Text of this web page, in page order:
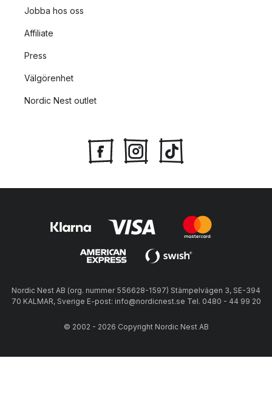
Jobba hos oss
Affiliate
Press
Välgörenhet
Nordic Nest outlet
Nordic Nest AB (org. nummer 556628-1597) Stämpelvägen 3, SE-394
70 KALMAR, Sverige E-post: info@nordicnest.se Tel. 0480 - 44 99 20
© 2002 - 2026 Copyright Nordic Nest AB